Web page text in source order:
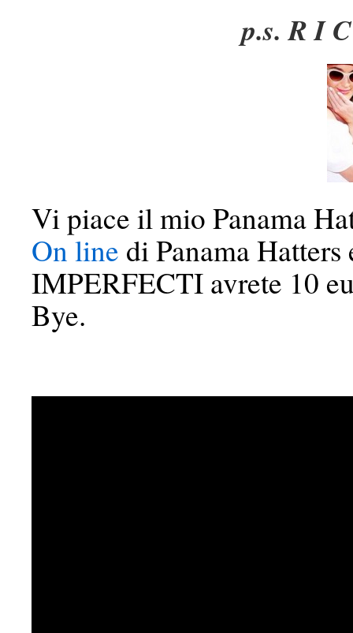
p.s. R I
Vi piace il mio Panama
On line di Panama
IMPERFECTI avrete 10
Bye.